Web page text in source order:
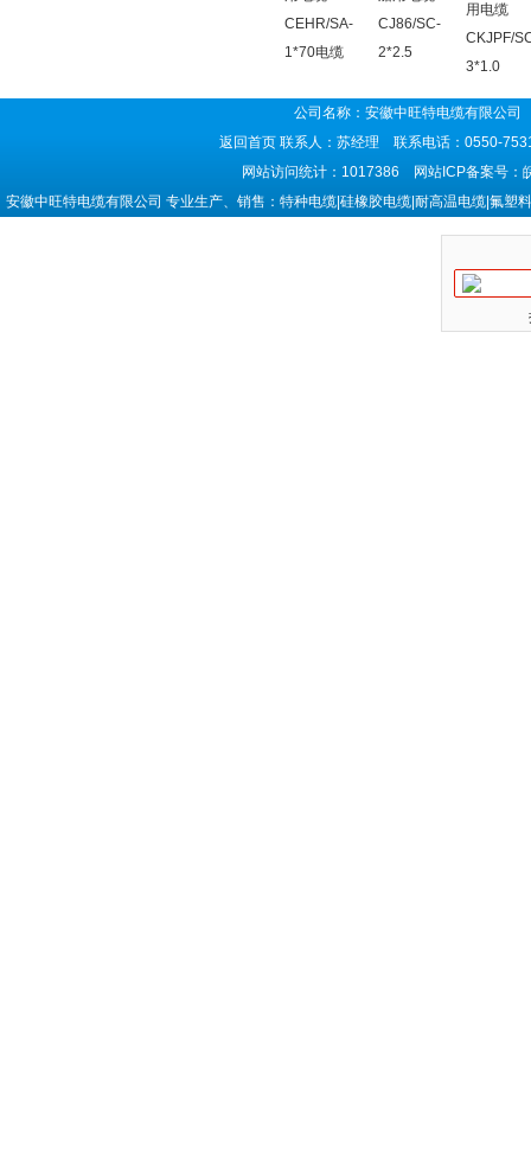
CEHR/SA-
1*70电缆
CJ86/SC-
2*2.5
用电缆
CKJPF/
3*1.0
公司名称：安徽中旺特电缆有限公
返回首页 联系人：苏经理 联系电话：0550-
网站访问统计：1017386 网站ICP备案号：
安徽中旺特电缆有限公司 专业生产、销售：特种电缆|硅橡胶电缆|耐高温电缆|氟